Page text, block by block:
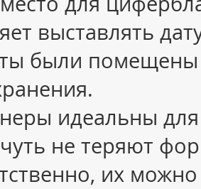
выставлять
были
идеальны
не теряют
их